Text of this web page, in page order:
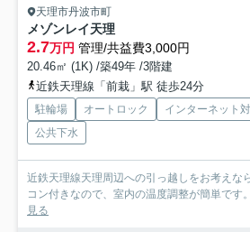
天理市丹波市町
メゾンレイ天理
2.7万円 管理/共益費3,000円
20.46㎡ (1K) /築49年 /3階建
近鉄天理線「前栽」駅 徒歩24分
駐輪場 オートロック インターネット
公共下水
近鉄天理線天理周辺への引っ越しをお考えな
コン付きなので、室内の温度調整が簡単です
見る